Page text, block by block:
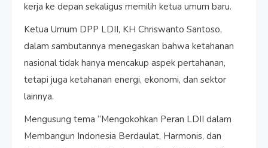
kerja ke depan sekaligus memilih ketua umum baru.
Ketua Umum DPP LDII, KH Chriswanto Santoso,
dalam sambutannya menegaskan bahwa ketahanan
nasional tidak hanya mencakup aspek pertahanan,
tetapi juga ketahanan energi, ekonomi, dan sektor
lainnya.
Mengusung tema “Mengokohkan Peran LDII dalam
Membangun Indonesia Berdaulat, Harmonis, dan